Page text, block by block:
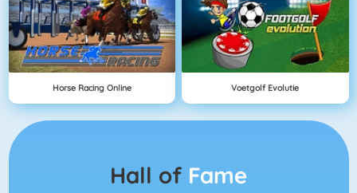
Horse Racing Online Voetgolf Evolutie
Hall of Fame